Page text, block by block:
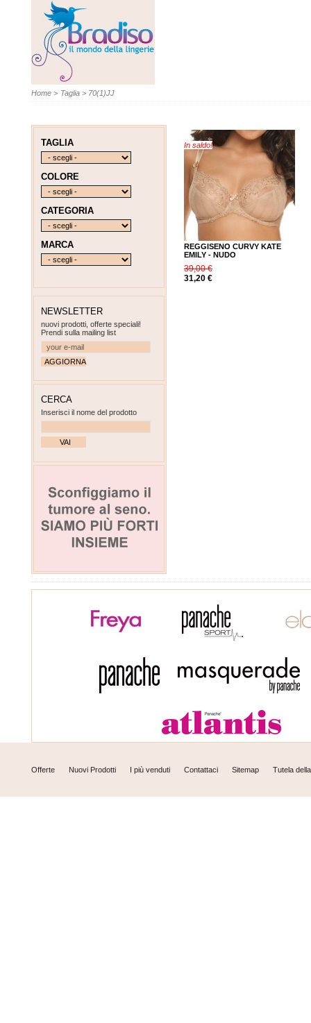
Home > Taglia > 70(1)JJ
In saldo!
REGGISENO CURVY KATE
EMILY - NUDO
39,00 €
31,20 €
TAGLIA
COLORE
CATEGORIA
MARCA
NEWSLETTER
nuovi prodotti, offerte speciali!
Prendi sulla mailing list
CERCA
Inserisci il nome del prodotto
Offerte Nuovi Prodotti I più venduti Contattaci Sitemap Tutela